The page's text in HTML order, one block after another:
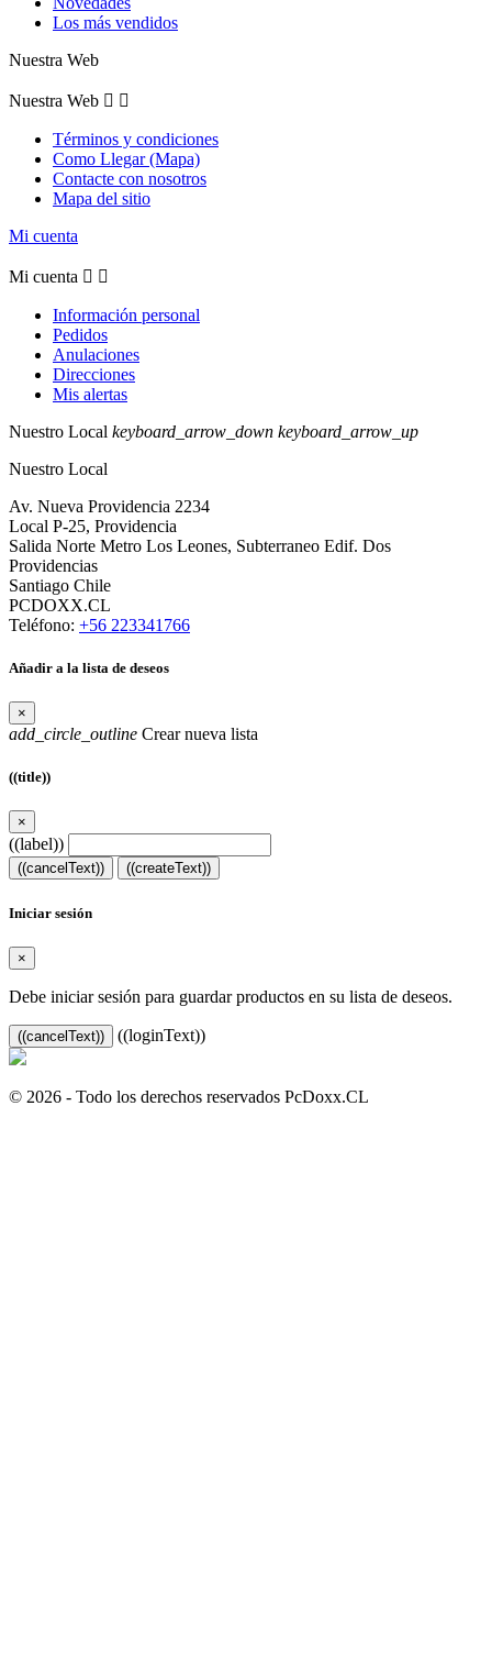
Los más vendidos
Nuestra Web
Nuestra Web  
Términos y condiciones
Como Llegar (Mapa)
Contacte con nosotros
Mapa del sitio
Mi cuenta
Mi cuenta  
Información personal
Pedidos
Anulaciones
Direcciones
Mis alertas
Nuestro Local keyboard_arrow_down keyboard_arrow_up
Nuestro Local
Av. Nueva Providencia 2234
Local P-25, Providencia
Salida Norte Metro Los Leones, Subterraneo Edif. Dos
Providencias
Santiago Chile
PCDOXX.CL
Teléfono: +56 223341766
Añadir a la lista de deseos
×
add_circle_outline Crear nueva lista
((title))
×
((label))
((cancelText)) ((createText))
Iniciar sesión
×
Debe iniciar sesión para guardar productos en su lista de deseos.
((cancelText)) ((loginText))
© 2026 - Todo los derechos reservados PcDoxx.CL